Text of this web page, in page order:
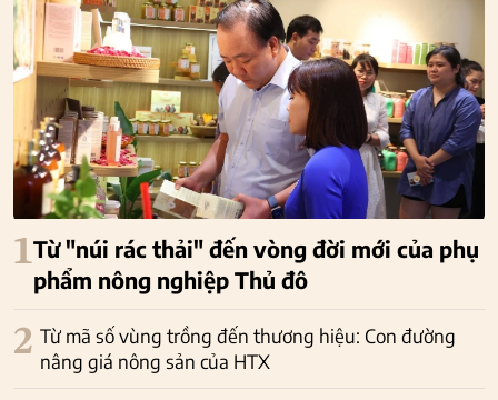
1Từ "núi rác thải" đến vòng đời mới của phụ
phẩm nông nghiệp Thủ đô
2 Từ mã số vùng trồng đến thương hiệu: Con đường
nâng giá nông sản của HTX